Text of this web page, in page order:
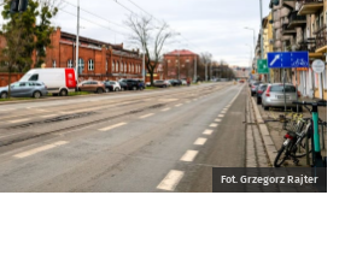
Fot. Grzegorz Rajter